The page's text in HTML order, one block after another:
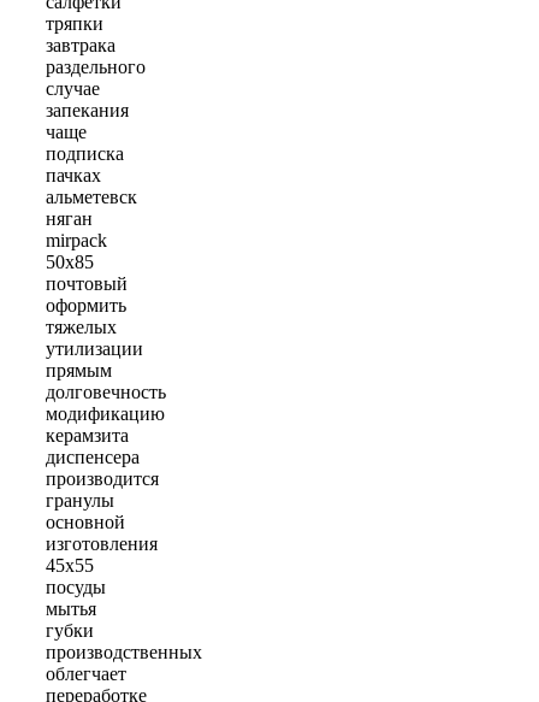
тряпки
завтрака
раздельного
случае
запекания
чаще
подписка
пачках
альметевск
няган
mirpack
50х85
почтовый
оформить
тяжелых
утилизации
прямым
долговечность
модификацию
керамзита
диспенсера
производится
гранулы
основной
изготовления
45х55
посуды
мытья
губки
производственных
облегчает
переработке